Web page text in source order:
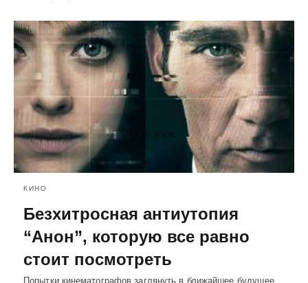
КИНО
Безхитросная антиутопия
“Анон”, которую все равно
стоит посмотреть
Попытки кинематографов заглянуть в ближайшее будущее